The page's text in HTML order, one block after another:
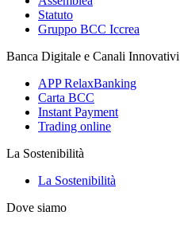
Statuto
Gruppo BCC Iccrea
Banca Digitale e Canali Innovativi
APP RelaxBanking
Carta BCC
Instant Payment
Trading online
La Sostenibilità
La Sostenibilità
Dove siamo